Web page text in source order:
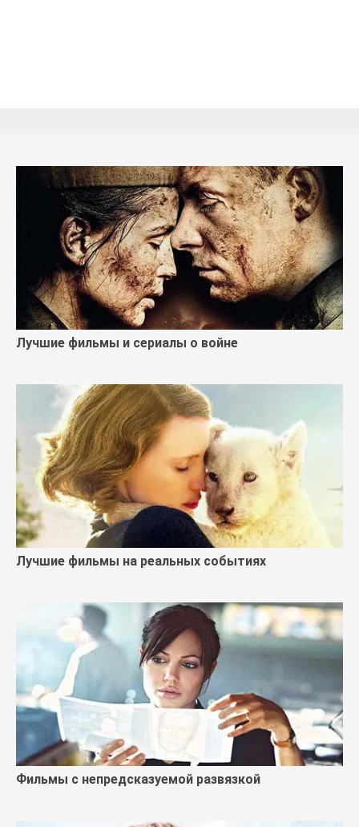
Лучшие фильмы и сериалы о войне
Лучшие фильмы на реальных событиях
Фильмы с непредсказуемой развязкой